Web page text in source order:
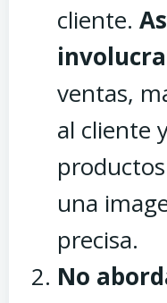
cliente.
ventas,
al cliente
una
precisa.
No